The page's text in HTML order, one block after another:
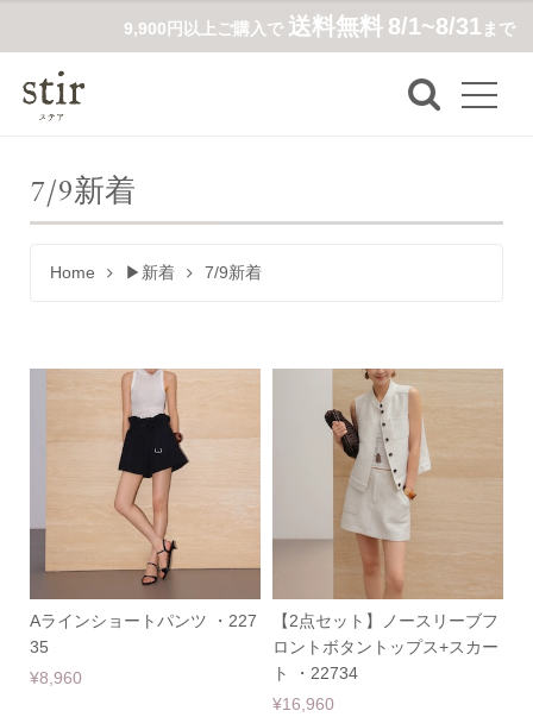
9,900円以上ご購入で 送料無料 8/1~8/31まで
7/9新着
Home ▶新着 7/9新着
Aラインショートパンツ ・227
35
¥8,960
【2点セット】ノースリーブフ
ロントボタントップス+スカー
ト ・22734
¥16,960